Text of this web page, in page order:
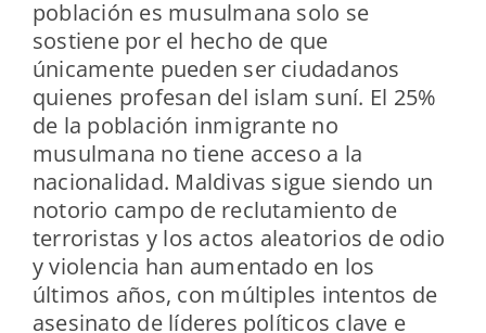
población es musulmana solo se
sostiene por el hecho de que
únicamente pueden ser ciudadanos
quienes profesan del islam suní. El 25%
de la población inmigrante no
musulmana no tiene acceso a la
nacionalidad. Maldivas sigue siendo un
notorio campo de reclutamiento de
terroristas y los actos aleatorios de odio
y violencia han aumentado en los
últimos años, con múltiples intentos de
asesinato de líderes políticos clave e